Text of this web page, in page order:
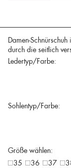
Damen-
durch die seitlich
Ledertyp/Farbe:
Sohlentyp/Farbe:
Größe wählen:
35
36 37